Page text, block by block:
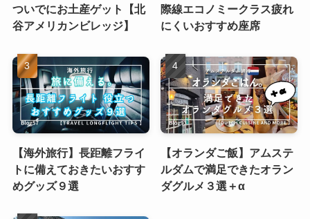
ついでにお土産ゲット【北
谷アメリカンビレッジ】
際線エコノミークラス疲れ
にくいおすすめ座席
【海外旅行】長距離フライ
トに備えておきたいおすす
めグッズ９選
【オランダご飯】アムステ
ルダムで満足できたオラン
ダグルメ３選＋α